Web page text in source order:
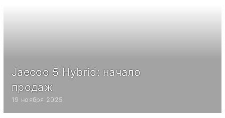
Jaecoo 5 Hybrid: начало
продаж
19 ноября 2025